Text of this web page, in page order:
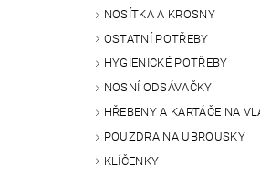
NOSÍTKA A KROSNY
OSTATNÍ POTŘEBY
HYGIENICKÉ POTŘEBY
NOSNÍ ODSÁVAČKY
HŘEBENY A KARTÁČE NA
POUZDRA NA UBROUSKY
KLÍČENKY